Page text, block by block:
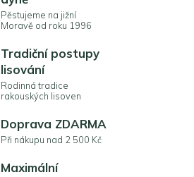
Pěstujeme na jižní
Moravě od roku 1996
Tradiční postupy
lisování
Rodinná tradice
rakouských lisoven
Doprava ZDARMA
Při nákupu nad 2 500 Kč
Maximální